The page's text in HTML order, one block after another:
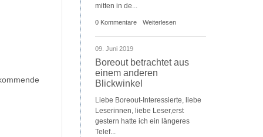
mitten in de...
0 Kommentare Weiterlesen
09. Juni 2019
Boreout betrachtet aus
einem anderen
Blickwinkel
Liebe Boreout-Interessierte, liebe
Leserinnen, liebe Leser,erst
gestern hatte ich ein längeres
Telef...